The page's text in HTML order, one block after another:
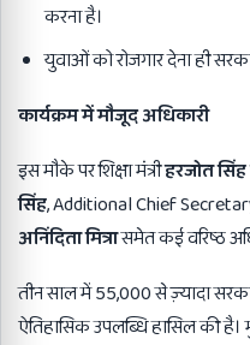
करना है।
युवाओं को रोजगार देना ही
कार्यक्रम में मौजूद अधिकारी
इस मौके पर शिक्षा मंत्रीहरजोत
सिंह, Additional Chief
अनिंदिता मित्रासमेत कई वरिष्ठ
तीन साल में 55,000 से ज़्यादा
ऐतिहासिक उपलब्धि हासिल की